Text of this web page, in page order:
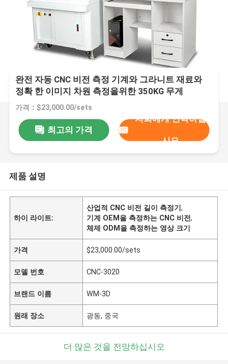
완전 자동 CNC 비전 측정 기계와 그라니트 재료와
정확 한 이미지 차원 측정을위한 350KG 무게
가격：$23,000.00/sets
최고의 가격
저희에게 연락하십
시오
제품 설명
하이 라이트:
산업적 CNC 비전 길이 측정기,
기계 OEM을 측정하는 CNC 비전,
체제 ODM을 측정하는 영상 크기
가격 $23,000.00/sets
모델 번호 CNC-3020
브랜드 이름 WM-3D
원래 장소 광동, 중국
더 많은 것을 전망하십시오